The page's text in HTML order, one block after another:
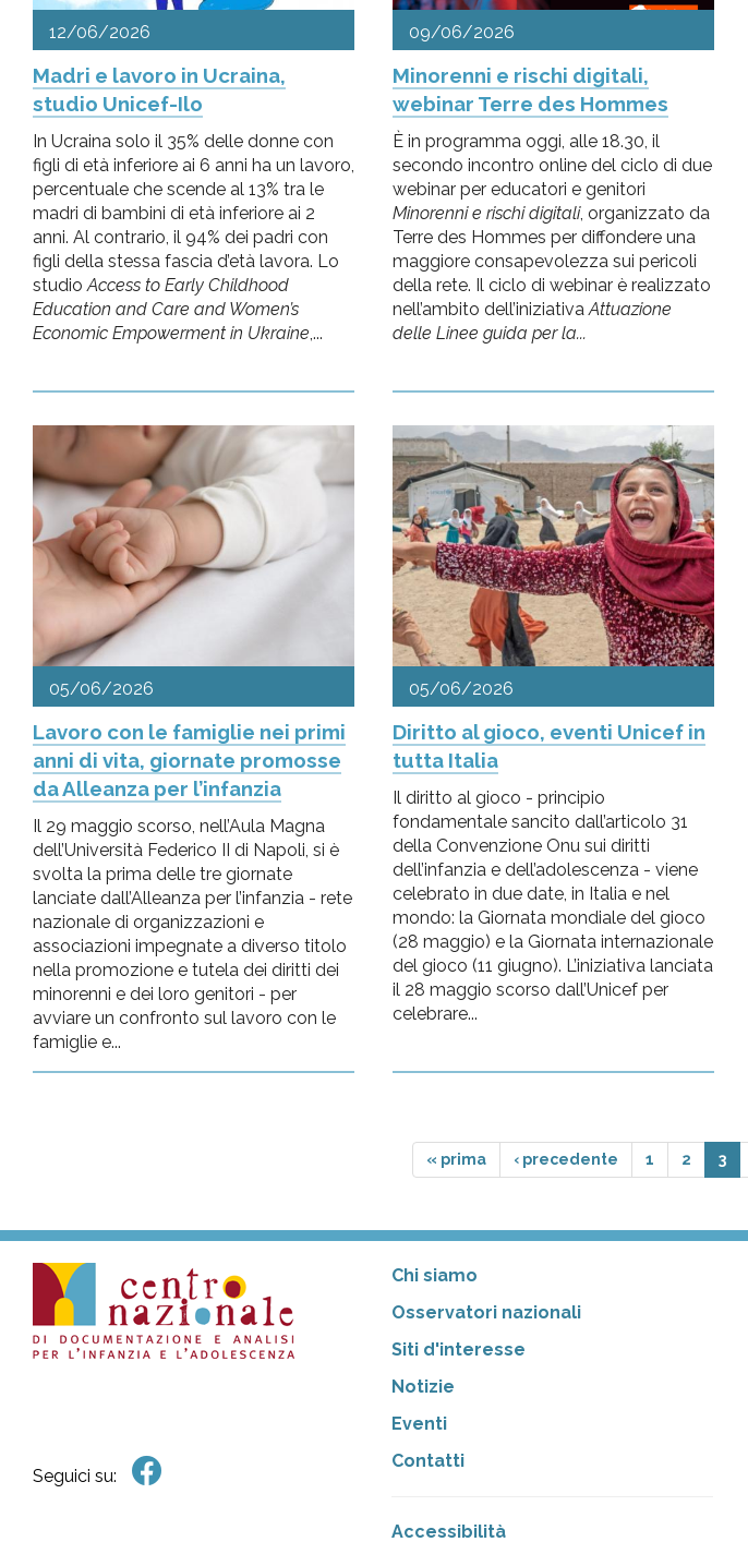
12/06/2026
Madri e lavoro in Ucraina,
studio Unicef-Ilo
In Ucraina solo il 35% delle donne con
figli di età inferiore ai 6 anni ha un lavoro,
percentuale che scende al 13% tra le
madri di bambini di età inferiore ai 2
anni. Al contrario, il 94% dei padri con
figli della stessa fascia d’età lavora. Lo
studio Access to Early Childhood
Education and Care and Women’s
Economic Empowerment in Ukraine ,...
09/06/2026
Minorenni e rischi digitali,
webinar Terre des Hommes
È in programma oggi, alle 18.30, il
secondo incontro online del ciclo di due
webinar per educatori e genitori
Minorenni e rischi digitali, organizzato da
Terre des Hommes per diffondere una
maggiore consapevolezza sui pericoli
della rete. Il ciclo di webinar è realizzato
nell’ambito dell’iniziativa Attuazione
delle Linee guida per la...
05/06/2026
Lavoro con le famiglie nei primi
anni di vita, giornate promosse
da Alleanza per l’infanzia
Il 29 maggio scorso, nell’Aula Magna
dell’Università Federico II di Napoli, si è
svolta la prima delle tre giornate
lanciate dall’Alleanza per l’infanzia - rete
nazionale di organizzazioni e
associazioni impegnate a diverso titolo
nella promozione e tutela dei diritti dei
minorenni e dei loro genitori - per
avviare un confronto sul lavoro con le
famiglie e...
05/06/2026
Diritto al gioco, eventi Unicef in
tutta Italia
Il diritto al gioco - principio
fondamentale sancito dall’articolo 31
della Convenzione Onu sui diritti
dell’infanzia e dell’adolescenza - viene
celebrato in due date, in Italia e nel
mondo: la Giornata mondiale del gioco
(28 maggio) e la Giornata internazionale
del gioco (11 giugno). L’iniziativa lanciata
il 28 maggio scorso dall’Unicef per
celebrare...
« prima ‹ precedente 1 2 3
Seguici su:
Chi siamo
Osservatori nazionali
Siti d'interesse
Notizie
Eventi
Contatti
Accessibilità